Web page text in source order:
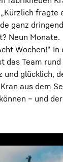
fragte
ganz
Neun Monate.
Wochen!“ In
das Team rund
und glücklich,
aus dem
– und